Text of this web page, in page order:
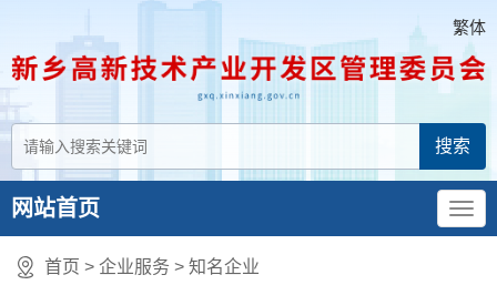
繁体
网站首页
首页 > 企业服务 > 知名企业